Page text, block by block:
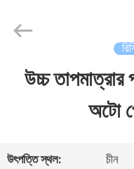
বাড়ি
Chemical
উচ্চ তাপমাত্রার
অটো
উৎপত্তি স্থল: চীন